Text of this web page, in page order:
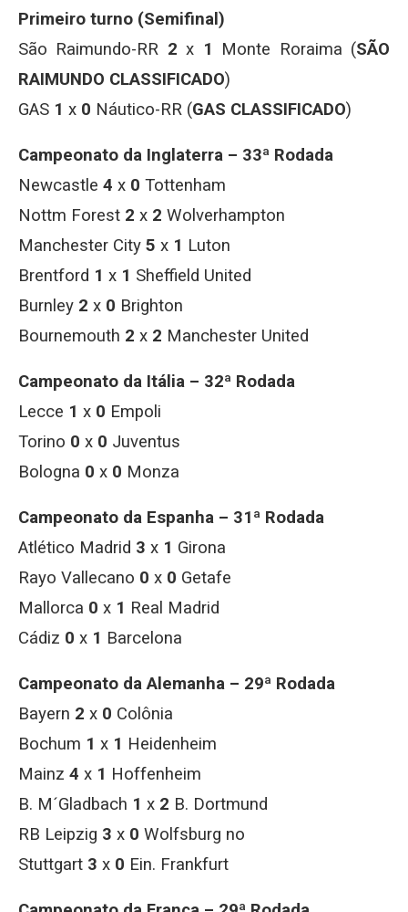
Primeiro turno (Semifinal)
São Raimundo-RR 2 x 1 Monte Roraima (SÃO
RAIMUNDO CLASSIFICADO)
GAS 1 x 0 Náutico-RR (GAS CLASSIFICADO)
Campeonato da Inglaterra – 33ª Rodada
Newcastle 4 x 0 Tottenham
Nottm Forest 2 x 2 Wolverhampton
Manchester City 5 x 1 Luton
Brentford 1 x 1 Sheffield United
Burnley 2 x 0 Brighton
Bournemouth 2 x 2 Manchester United
Campeonato da Itália – 32ª Rodada
Lecce 1 x 0 Empoli
Torino 0 x 0 Juventus
Bologna 0 x 0 Monza
Campeonato da Espanha – 31ª Rodada
Atlético Madrid 3 x 1 Girona
Rayo Vallecano 0 x 0 Getafe
Mallorca 0 x 1 Real Madrid
Cádiz 0 x 1 Barcelona
Campeonato da Alemanha – 29ª Rodada
Bayern 2 x 0 Colônia
Bochum 1 x 1 Heidenheim
Mainz 4 x 1 Hoffenheim
B. M´Gladbach 1 x 2 B. Dortmund
RB Leipzig 3 x 0 Wolfsburg no
Stuttgart 3 x 0 Ein. Frankfurt